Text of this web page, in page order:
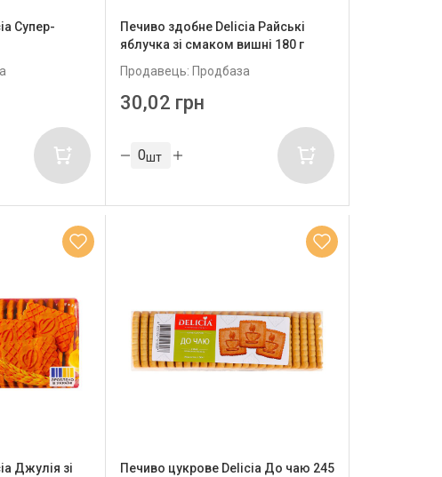
Супер-
Печиво здобне Delicia Райські
яблучка зі смаком вишні 180 г
Продавець: Продбаза
30,02 грн
шт
Джулія зі
Печиво цукрове Delicia До чаю 245